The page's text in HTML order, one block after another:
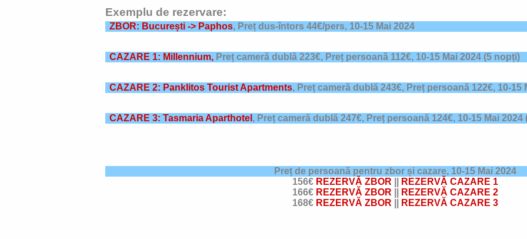
Exemplu de rezervare:
ZBOR: București -> Paphos, Preț dus-întors 44€/pers, 10-15 Mai 2024
CAZARE 1: Millennium,Preț cameră dublă 223€, Preț persoană 112€, 10-15 Mai 2024(5 nopți)
CAZARE 2: Panklitos Tourist Apartments, Preț cameră dublă 243€, Preț persoană 122€, 10-15
CAZARE 3: Tasmaria Aparthotel , Preț cameră dublă 247€, Preț persoană 124€, 10-15 Mai 2024
Preț de persoană pentru zbor și cazare, 10-15 Mai 2024
156€ REZERVĂ ZBOR
REZERVĂ CAZARE 1
166€ REZERVĂ ZBOR
REZERVĂ CAZARE 2
168€ REZERVĂ ZBOR REZERVĂ CAZARE 3